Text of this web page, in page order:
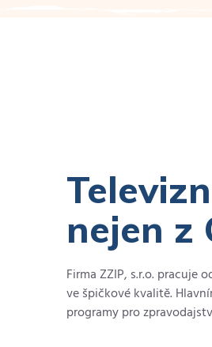
nejen z
Firma ZZIP, s.r.o. pracuje
ve špičkové kvalitě.
programy pro